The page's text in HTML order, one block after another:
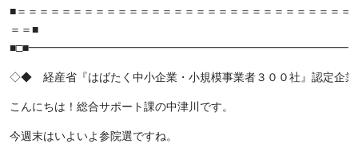
■＝＝＝＝＝＝＝＝＝＝＝＝＝＝＝＝＝＝＝＝＝＝＝＝＝＝＝＝＝＝
＝＝■
◇◆ 経産省『はばたく中小企業・小規模事業者３００社』認定
こんにちは！総合サポート課の中津川です。
今週末はいよいよ参院選ですね。